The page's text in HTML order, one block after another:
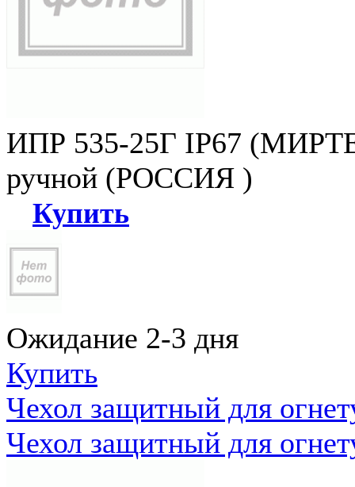
ИПР 535-25Г IP67
ручной (РОССИЯ )
Купить
Ожидание 2-3 дня
Купить
Чехол защитный для
Чехол защитный для